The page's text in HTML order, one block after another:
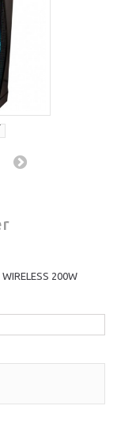
200W